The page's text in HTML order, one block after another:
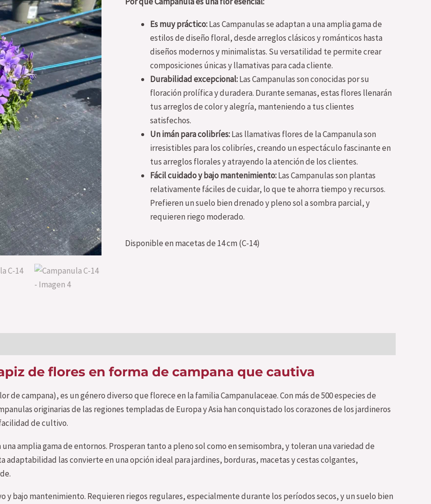
Es muy práctico:Las Campanulas se adaptan a una amplia gama de
estilos de diseño floral, desde arreglos clásicos y románticos hasta
diseños modernos y minimalistas. Su versatilidad te permite crear
composiciones únicas y llamativas para cada cliente.
Durabilidad excepcional:Las Campanulas son conocidas por su
floración prolífica y duradera. Durante semanas, estas flores llenarán
tus arreglos de color y alegría, manteniendo a tus clientes
satisfechos.
Un imán para colibríes:Las llamativas flores de la Campanula son
irresistibles para los colibríes, creando un espectáculo fascinante en
tus arreglos florales y atrayendo la atención de los clientes.
Fácil cuidado y bajo mantenimiento:Las Campanulas son plantas
relativamente fáciles de cuidar, lo que te ahorra tiempo y recursos.
Prefieren un suelo bien drenado y pleno sol a sombra parcial, y
requieren riego moderado.
Disponible en macetas de 14 cm (C-14)
de flores en forma de campana que cautiva
campana), es un género diverso que florece en la familia Campanulaceae. Con más de 500 especies de
originarias de las regiones templadas de Europa y Asia han conquistado los corazones de los jardineros
de cultivo.
amplia gama de entornos. Prosperan tanto a pleno sol como en semisombra, y toleran una variedad de
adaptabilidad las convierte en una opción ideal para jardines, borduras, macetas y cestas colgantes,
y bajo mantenimiento. Requieren riegos regulares, especialmente durante los períodos secos, y un suelo bien